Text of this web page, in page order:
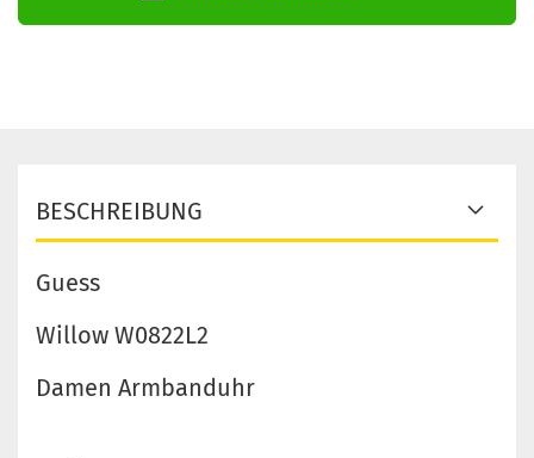
BESCHREIBUNG
Guess
Willow W0822L2
Damen Armbanduhr